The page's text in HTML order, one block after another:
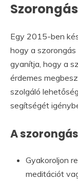
Egy 2015-ben
hogy a
gyanítja, hogy a
érdemes
szolgáló
segítségét
A
Gyakoroljon
meditációt